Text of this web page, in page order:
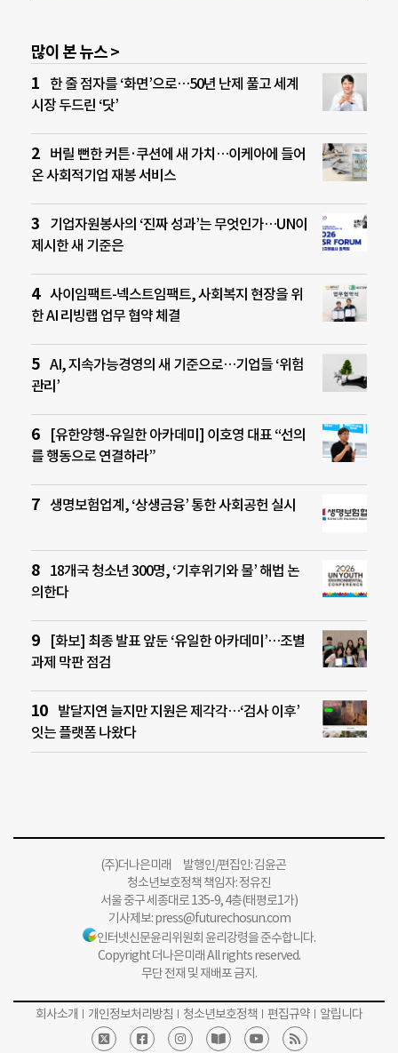
많이 본 뉴스 >
한 줄 점자를 ‘화면’으로…50년 난제 풀고 세계
시장 두드린 ‘닷’
버릴 뻔한 커튼·쿠션에 새 가치…이케아에 들어
온 사회적기업 재봉 서비스
기업자원봉사의 ‘진짜 성과’는 무엇인가…UN이
제시한 새 기준은
사이임팩트-넥스트임팩트, 사회복지 현장을 위
한 AI 리빙랩 업무 협약 체결
AI, 지속가능경영의 새 기준으로…기업들 ‘위험
관리’
[유한양행-유일한 아카데미] 이호영 대표 “선의
를 행동으로 연결하라”
생명보험업계, ‘상생금융’ 통한 사회공헌 실시
18개국 청소년 300명, ‘기후위기와 물’ 해법 논
의한다
[화보] 최종 발표 앞둔 ‘유일한 아카데미’…조별
과제 막판 점검
발달지연 늘지만 지원은 제각각…‘검사 이후’
잇는 플랫폼 나왔다
(주)더나은미래 발행인/편집인: 김윤곤
청소년보호정책 책임자: 정유진
서울 중구 세종대로 135-9, 4층(태평로1가)
기사제보:press@futurechosun.com
인터넷신문윤리위원회 윤리강령을 준수합니다.
Copyright 더나은미래 All rights reserved.
무단 전재 및 재배포 금지.
회사소개 개인정보처리방침 청소년보호정책 편집규약 알립니다